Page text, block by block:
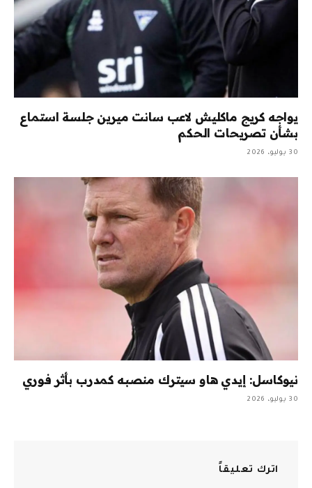
يواجه كريج ماكليش لاعب سانت ميرين جلسة استماع
بشأن تصريحات الحكم
30 يوليو، 2026
نيوكاسل: إيدي هاو سيترك منصبه كمدرب بأثر فوري
30 يوليو، 2026
اترك تعليقاً